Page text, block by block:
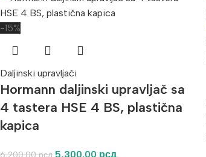
-15%
Daljinski upravljači
Hormann daljinski upravljač sa
4 tastera HSE 4 BS, plastična
kapica
6,200.00рсд 5,300.00 рсд